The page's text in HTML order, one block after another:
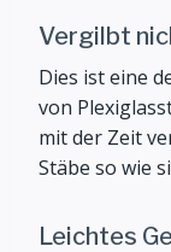
Vergilbt
Dies ist eine
von
mit der Zeit
Stäbe so wie
Leichtes